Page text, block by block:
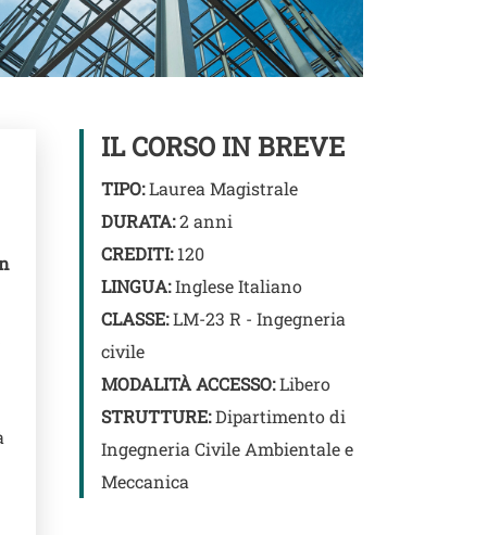
IL CORSO IN BREVE
TIPO:Laurea Magistrale
DURATA:2 anni
CREDITI:120
LINGUA:Inglese Italiano
CLASSE:LM-23 R - Ingegneria
civile
MODALITÀ ACCESSO:Libero
STRUTTURE:Dipartimento di
Ingegneria Civile Ambientale e
Meccanica